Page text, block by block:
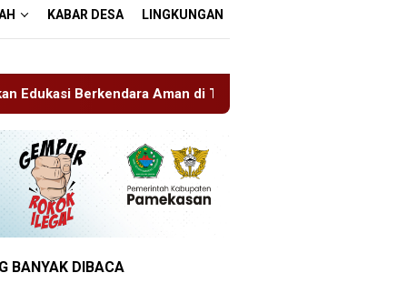
KABAR DESA LINGKUNGAN
di Titik Rawan Kecelakaan
BANYAK DIBACA